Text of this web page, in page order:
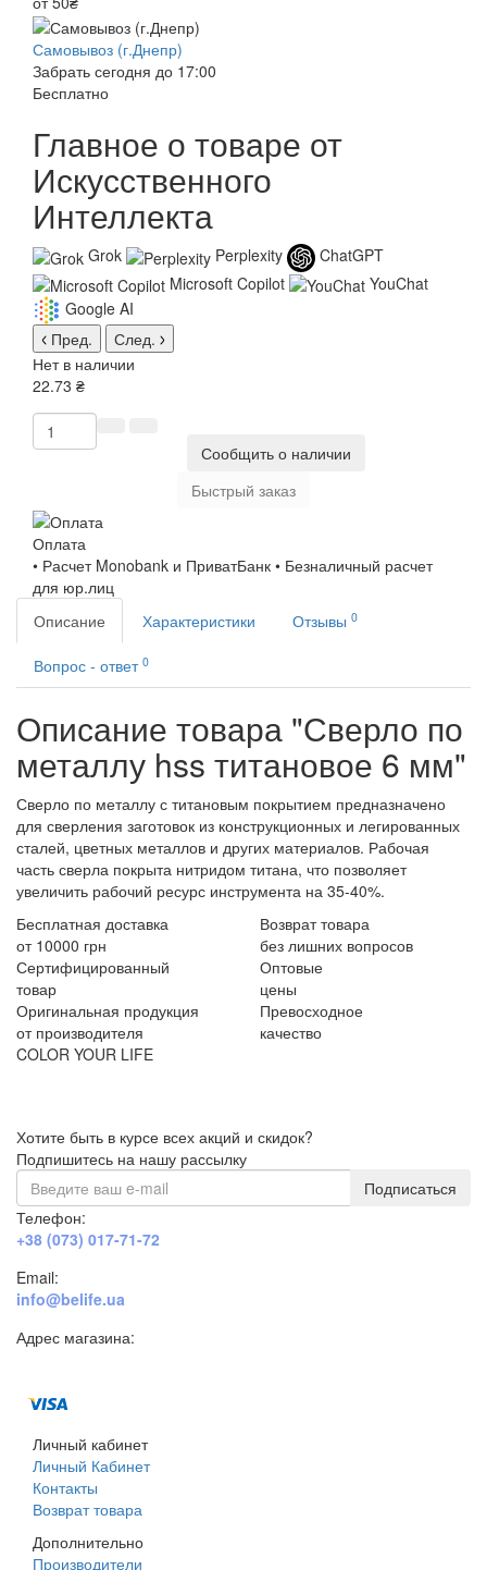
Самовывоз (г.Днепр)
Забрать сегодня до 17:00
Бесплатно
Главное о товаре от
Искусственного
Интеллекта
Grok Perplexity
ChatGPT
Microsoft Copilot
YouChat
Google AI
Пред.
След.
Нет в наличии
22.73 ₴
Сообщить о наличии
Быстрый заказ
Оплата
• Расчет Monobank и ПриватБанк • Безналичный расчет
для юр.лиц
Описание
Характеристики Отзывы 0
Вопрос - ответ 0
Описание товара "Сверло по
металлу hss титановое 6 мм"
Сверло по металлу с титановым покрытием предназначено
для сверления заготовок из конструкционных и легированных
сталей, цветных металлов и других материалов. Рабочая
часть сверла покрыта нитридом титана, что позволяет
увеличить рабочий ресурс инструмента на 35-40%.
Бесплатная доставка
от 10000 грн
Возврат товара
без лишних вопросов
Сертифицированный
товар
Оптовые
цены
Оригинальная продукция
от производителя
Превосходное
качество
COLOR YOUR LIFE
Хотите быть в курсе всех акций и скидок?
Подпишитесь на нашу рассылку
Подписаться
Телефон:
+38 (073) 017-71-72
Email:
info@belife.ua
Адрес магазина:
Личный кабинет
Личный Кабинет
Контакты
Возврат товара
Дополнительно
Производители